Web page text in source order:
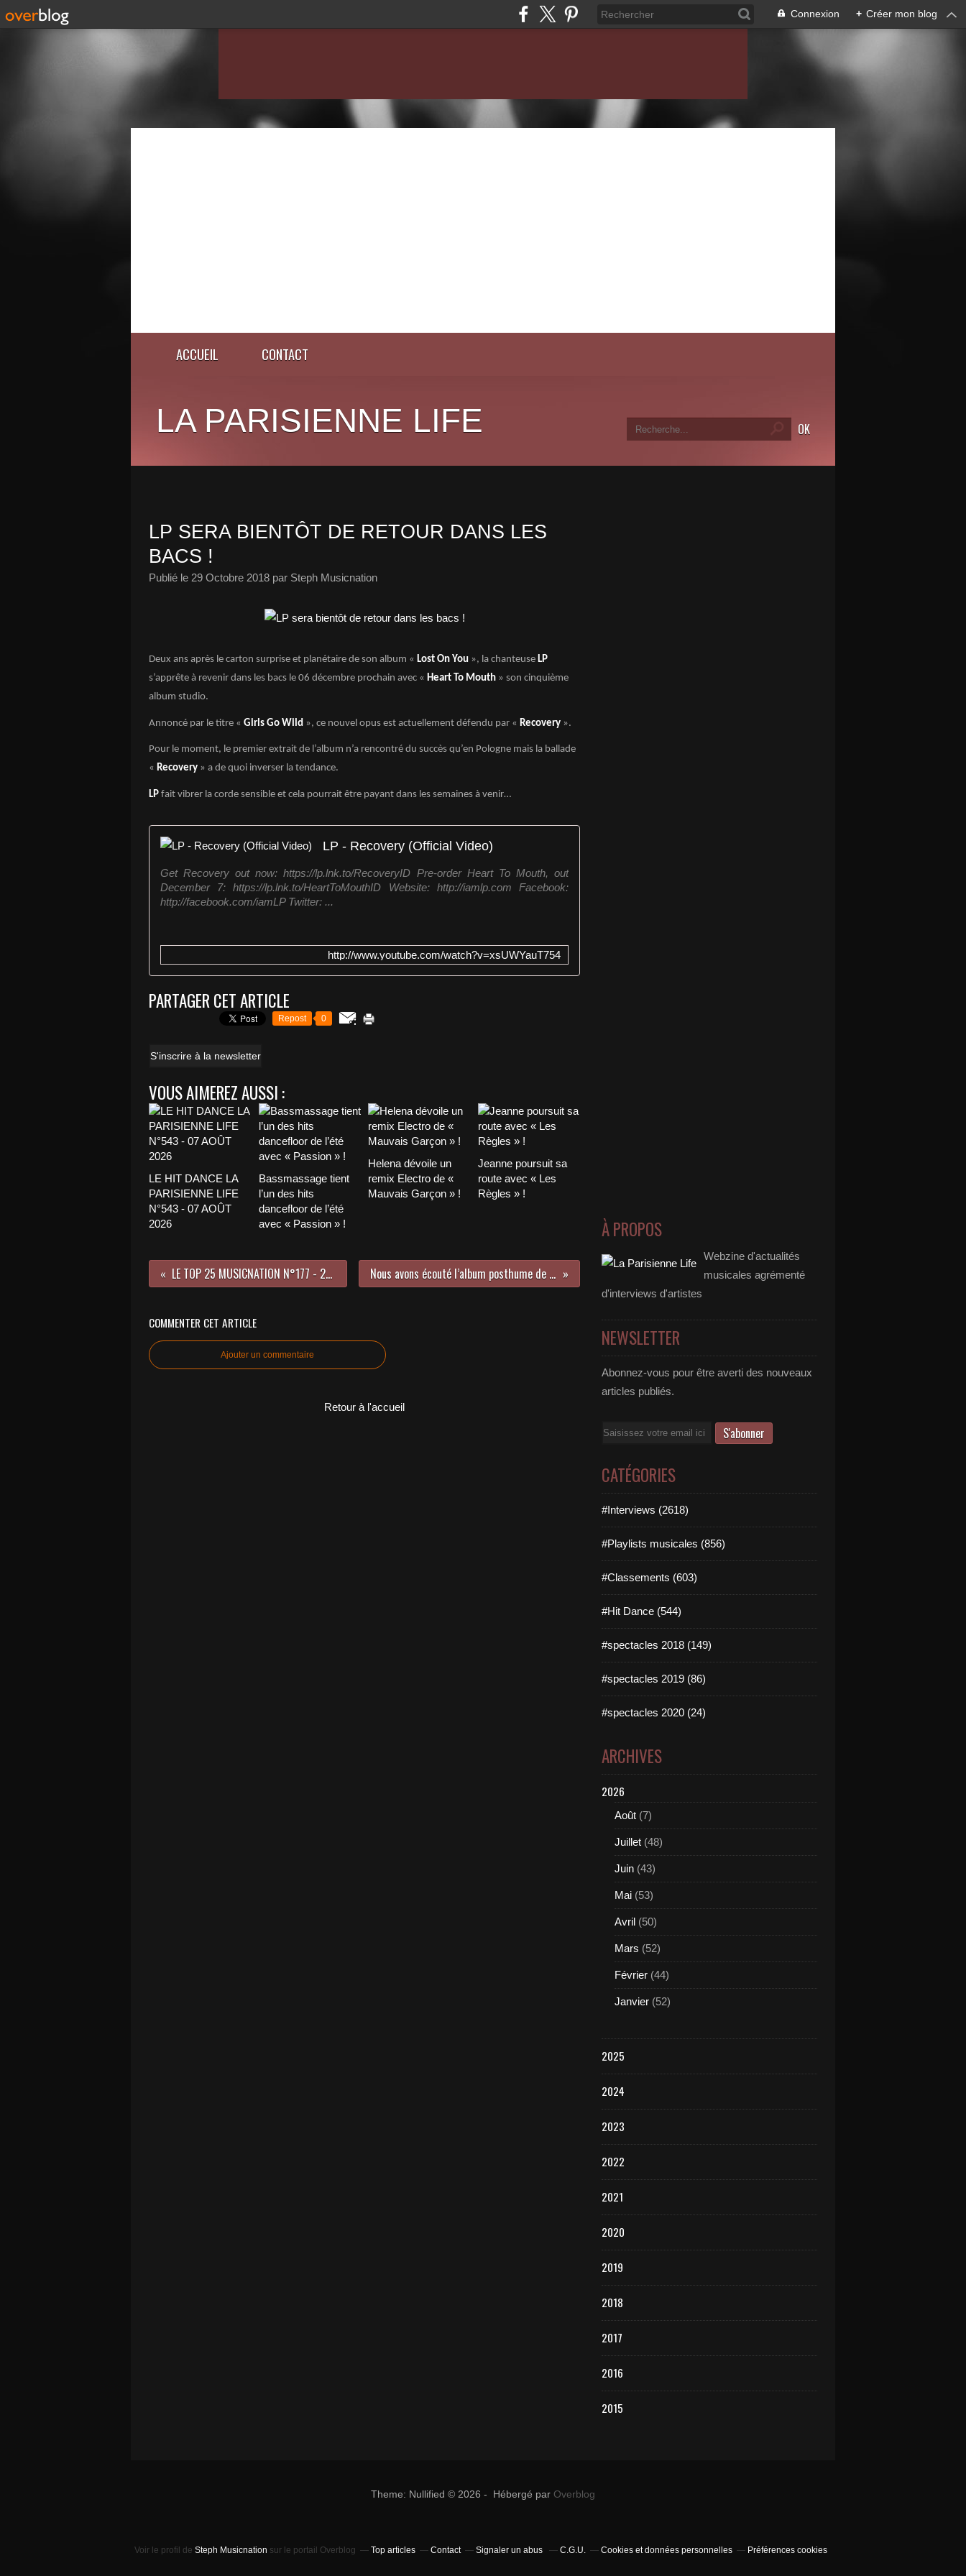
Connexion + Créer mon blog
ACCUEIL CONTACT
LA PARISIENNE LIFE
LP SERA BIENTÔT DE RETOUR DANS LES
BACS !
Publié le 29 Octobre 2018 par Steph Musicnation
Deux ans après le carton surprise et planétaire de son album « Lost On You », la chanteuse LP
s’apprête à revenir dans les bacs le 06 décembre prochain avec « Heart To Mouth » son cinquième
album studio.
Annoncé par le titre « Girls Go Wild », ce nouvel opus est actuellement défendu par « Recovery ».
Pour le moment, le premier extrait de l’album n’a rencontré du succès qu’en Pologne mais la ballade
« Recovery » a de quoi inverser la tendance.
LP fait vibrer la corde sensible et cela pourrait être payant dans les semaines à venir…
LP - Recovery (Official Video)
Get Recovery out now: https://lp.lnk.to/RecoveryID Pre-order Heart To Mouth, out
December 7: https://lp.lnk.to/HeartToMouthID Website: http://iamlp.com Facebook:
http://facebook.com/iamLP Twitter: ...
http://www.youtube.com/watch?v=xsUWYauT754
PARTAGER CET ARTICLE
Repost 0
S'inscrire à la newsletter
VOUS AIMEREZ AUSSI :
LE HIT DANCE LA
PARISIENNE LIFE
N°543 - 07 AOÛT
2026
Bassmassage tient
l’un des hits
dancefloor de l’été
avec « Passion » !
Helena dévoile un
remix Electro de «
Mauvais Garçon » !
Jeanne poursuit sa
route avec « Les
Règles » !
LE TOP 25 MUSICNATION N°177 - 28 Octobre 2018 Nous avons écouté l’album posthume de Johnny Hallyday !
COMMENTER CET ARTICLE
Ajouter un commentaire
Retour à l'accueil
À PROPOS
Webzine d'actualités
musicales agrémenté
d'interviews d'artistes
NEWSLETTER
Abonnez-vous pour être averti des nouveaux
articles publiés.
Email
CATÉGORIES
#Interviews (2618)
#Playlists musicales (856)
#Classements (603)
#Hit Dance (544)
#spectacles 2018 (149)
#spectacles 2019 (86)
#spectacles 2020 (24)
ARCHIVES
2026
Août (7)
Juillet (48)
Juin (43)
Mai (53)
Avril (50)
Mars (52)
Février (44)
Janvier (52)
2025
2024
2023
2022
2021
2020
2019
2018
2017
2016
2015
Theme: Nullified © 2026 - Hébergé par Overblog
Voir le profil de Steph Musicnation sur le portail Overblog Top articles Contact Signaler un abus C.G.U. Cookies et données personnelles Préférences cookies